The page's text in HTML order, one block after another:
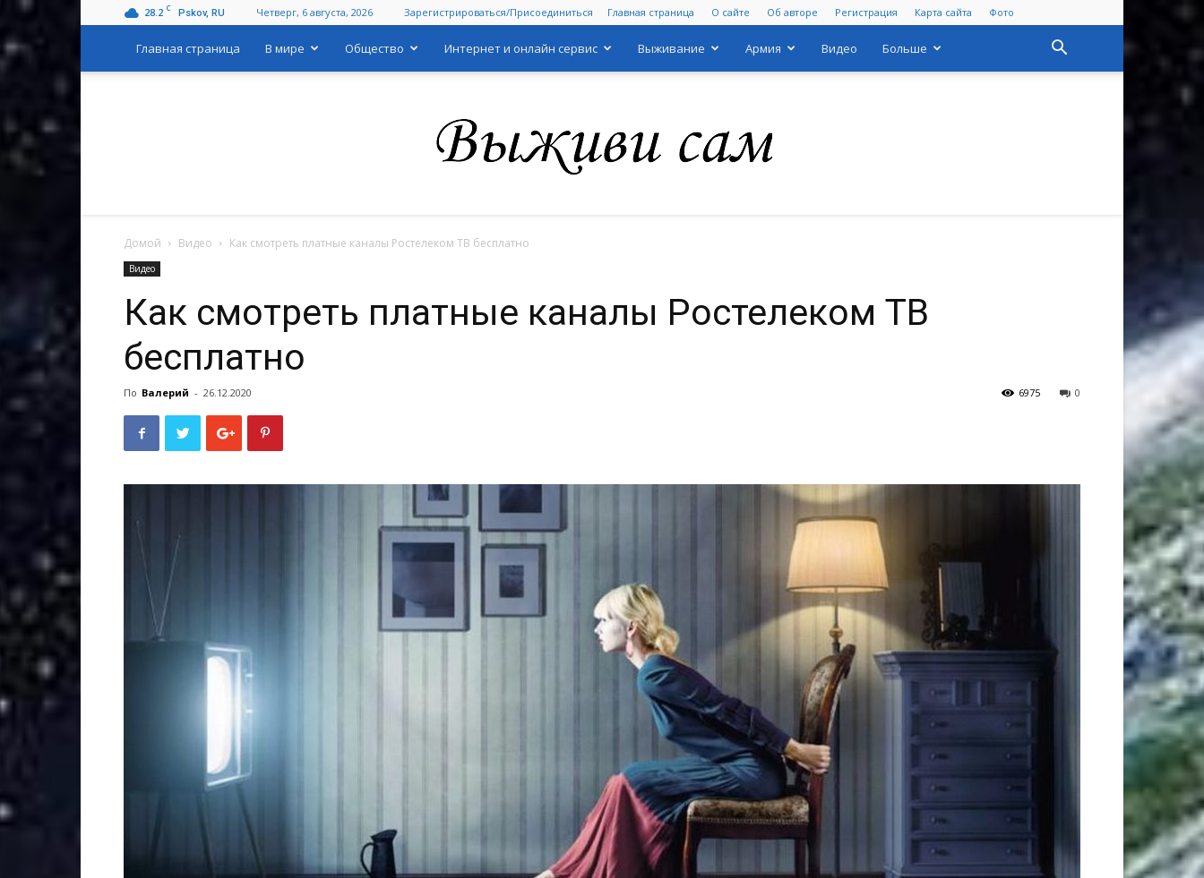
28.2 C Pskov, RU Четверг, 6 августа, 2026 Зарегистрироваться/Присоединиться Главная страница О сайте Об авторе Регистрация Карта сайта Фото
Главная страница В мире Общество Интернет и онлайн сервис Выживание Армия Видео Больше
Домой Видео Как смотреть платные каналы Ростелеком ТВ бесплатно
Видео
Как смотреть платные каналы Ростелеком ТВ
бесплатно
По Валерий - 26.12.2020 0
6975